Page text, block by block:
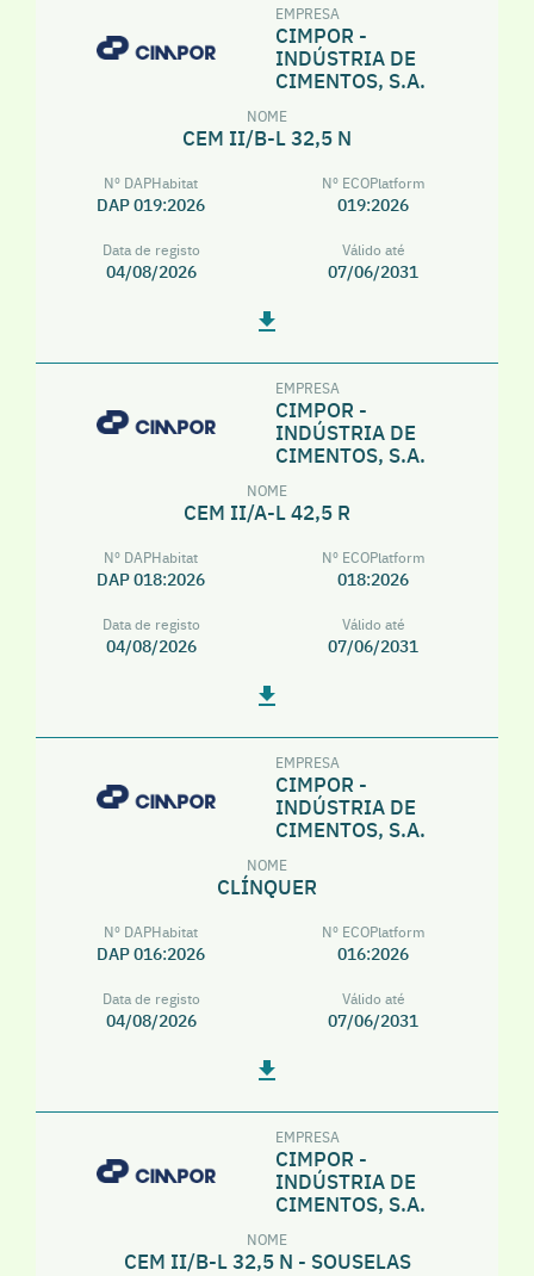
EMPRESA
CIMPOR -
INDÚSTRIA DE
CIMENTOS, S.A.
NOME
CEM II/B-L 32,5 N
Nº DAPHabitat
DAP 019:2026
Nº ECOPlatform
019:2026
Data de registo
04/08/2026
Válido até
07/06/2031
EMPRESA
CIMPOR -
INDÚSTRIA DE
CIMENTOS, S.A.
NOME
CEM II/A-L 42,5 R
Nº DAPHabitat
DAP 018:2026
Nº ECOPlatform
018:2026
Data de registo
04/08/2026
Válido até
07/06/2031
EMPRESA
CIMPOR -
INDÚSTRIA DE
CIMENTOS, S.A.
NOME
CLÍNQUER
Nº DAPHabitat
DAP 016:2026
Nº ECOPlatform
016:2026
Data de registo
04/08/2026
Válido até
07/06/2031
EMPRESA
CIMPOR -
INDÚSTRIA DE
CIMENTOS, S.A.
NOME
CEM II/B-L 32,5 N - SOUSELAS